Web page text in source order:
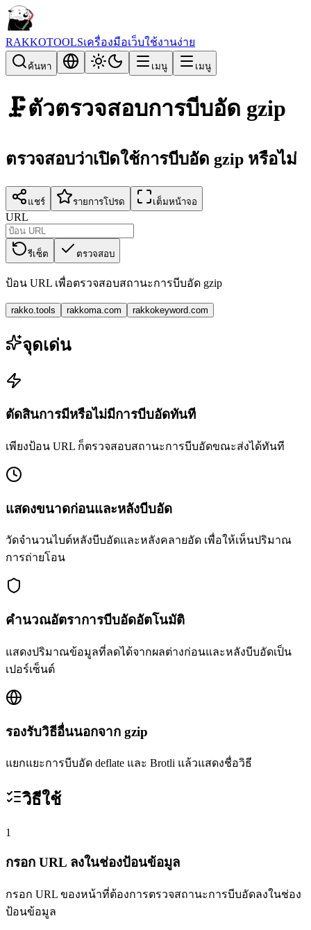
RAKKOTOOLSเครื่องมือเว็บใช้งานง่าย
ค้นหา เมนู เมนู
🗜️ตัวตรวจสอบการบีบอัด gzip
ตรวจสอบว่าเปิดใช้การบีบอัด gzip หรือไม่
แชร์ รายการโปรด เต็มหน้าจอ
URL
รีเซ็ต ตรวจสอบ
ป้อน URL เพื่อตรวจสอบสถานะการบีบอัด gzip
rakko.tools rakkoma.com rakkokeyword.com
จุดเด่น
ตัดสินการมีหรือไม่มีการบีบอัดทันที
เพียงป้อน URL ก็ตรวจสอบสถานะการบีบอัดขณะส่งได้ทันที
แสดงขนาดก่อนและหลังบีบอัด
วัดจำนวนไบต์หลังบีบอัดและหลังคลายอัด เพื่อให้เห็นปริมาณ
การถ่ายโอน
คำนวณอัตราการบีบอัดอัตโนมัติ
แสดงปริมาณข้อมูลที่ลดได้จากผลต่างก่อนและหลังบีบอัดเป็น
เปอร์เซ็นต์
รองรับวิธีอื่นนอกจาก gzip
แยกแยะการบีบอัด deflate และ Brotli แล้วแสดงชื่อวิธี
วิธีใช้
1
กรอก URL ลงในช่องป้อนข้อมูล
กรอก URL ของหน้าที่ต้องการตรวจสถานะการบีบอัดลงในช่อง
ป้อนข้อมูล